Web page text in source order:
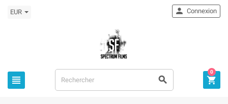
EUR
 
 Connexion

0